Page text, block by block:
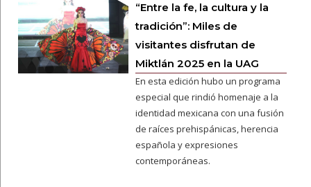
“Entre la fe, la cultura y la
tradición”: Miles de
visitantes disfrutan de
Miktlán 2025 en la UAG
En esta edición hubo un programa
especial que rindió homenaje a la
identidad mexicana con una fusión
de raíces prehispánicas, herencia
española y expresiones
contemporáneas.